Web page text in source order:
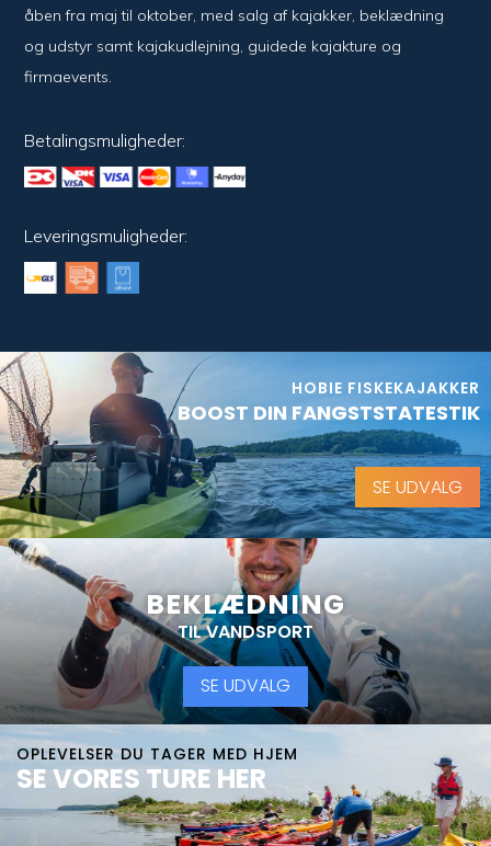
åben fra maj til oktober, med salg af kajakker, beklædning
og udstyr samt kajakudlejning, guidede kajakture og
firmaevents.
Betalingsmuligheder:
Leveringsmuligheder:
HOBIE FISKEKAJAKKER
BOOST DIN FANGSTSTATESTIK
SE UDVALG
BEKLÆDNING
TIL VANDSPORT
SE UDVALG
OPLEVELSER DU TAGER MED HJEM
SE VORES TURE HER